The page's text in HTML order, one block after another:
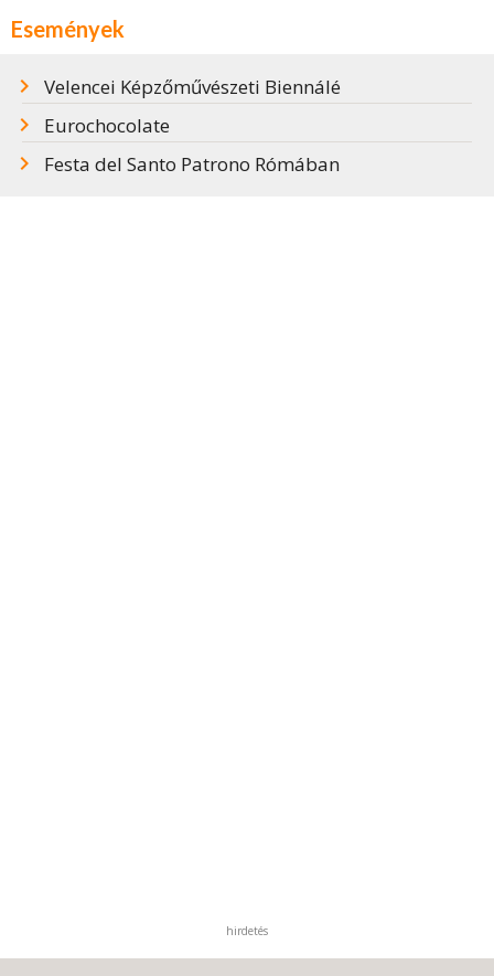
Események
Velencei Képzőművészeti Biennálé
Eurochocolate
Festa del Santo Patrono Rómában
hirdetés